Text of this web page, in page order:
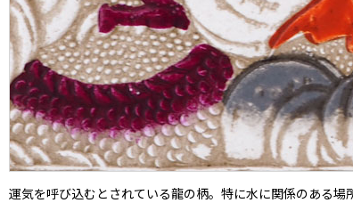
運気を呼び込むとされている龍の柄。特に水に関係のある